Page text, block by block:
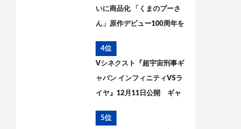
いに商品化 「くまのプーさ
ん」原作デビュー100周年を
4位
Vシネクスト『超宇宙刑事ギ
ャバン インフィニティVSラ
イヤ』12月11日公開 ギャ
5位